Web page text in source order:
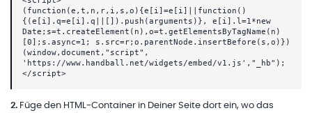
(function(e,t,n,r,i,s,o){e[i]=e[i]||function()
{(e[i].q=e[i].q||[]).push(arguments)}, e[i].l=1*new
Date;s=t.createElement(n),o=t.getElementsByTagName(n)
[0];s.async=1; s.src=r;o.parentNode.insertBefore(s,o)})
(window,document,"script",
'https://www.handball.net/widgets/embed/v1.js',"_hb");
</script>
2. Füge den HTML-Container in Deiner Seite dort ein, wo das